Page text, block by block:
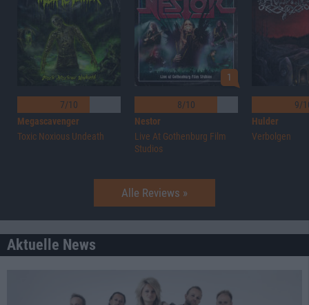
7/10
Megascavenger
Toxic Noxious Undeath
1
8/10
Nestor
Live At Gothenburg Film
Studios
9/
Hulder
Verbolgen
Alle Reviews »
Aktuelle News